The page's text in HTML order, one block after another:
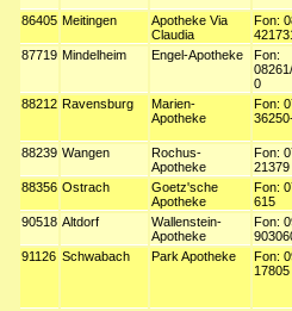
86405 Meitingen
Apotheke Via
Claudia
Fon:
87719 Mindelheim Engel-Apotheke
Fon:
0
88212 Ravensburg
Marien-
Apotheke
Fon:
88239 Wangen
Rochus-
Apotheke
Fon:
21379
88356 Ostrach
Goetz'sche
Apotheke
Fon:
615
90518 Altdorf
Wallenstein-
Apotheke
Fon:
91126 Schwabach Park Apotheke
Fon:
17805